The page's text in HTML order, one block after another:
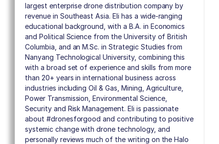
largest enterprise drone distribution company by
revenue in Southeast Asia. Eli has a wide-ranging
educational background, with a B.A. in Economics
and Political Science from the University of British
Columbia, and an M.Sc. in Strategic Studies from
Nanyang Technological University, combining this
with a broad set of experience and skills from more
than 20+ years in international business across
industries including Oil & Gas, Mining, Agriculture,
Power Transmission, Environmental Science,
Security and Risk Management. Eli is passionate
about #dronesforgood and contributing to positive
systemic change with drone technology, and
personally reviews much of the writing on the Halo